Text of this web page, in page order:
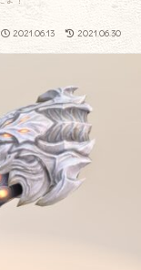
2021.06.13 2021.06.30